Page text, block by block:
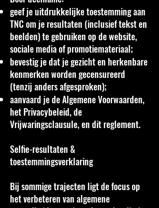
geef je uitdrukkelijke toestemming aan
TNC om je resultaten (inclusief tekst en
beelden) te gebruiken op de website,
sociale media of promotiemateriaal;
bevestig je dat je gezicht en herkenbare
kenmerken worden gecensureerd
(tenzij anders afgesproken);
aanvaard je de Algemene Voorwaarden,
het Privacybeleid, de
Vrijwaringsclausule, en dit reglement.
Selfie-resultaten &
toestemmingsverklaring
Bij sommige trajecten ligt de focus op
het verbeteren van algemene